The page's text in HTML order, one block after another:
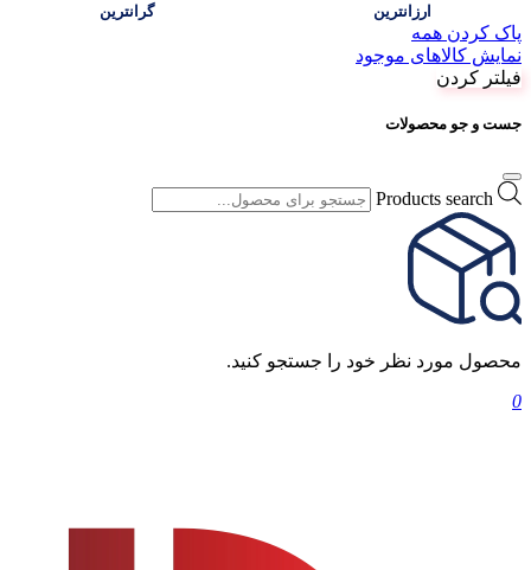
ارزانترین گرانترین
پاک کردن همه
نمایش کالاهای موجود
فیلتر کردن
جست و جو محصولات
Products search
محصول مورد نظر خود را جستجو کنید.
0